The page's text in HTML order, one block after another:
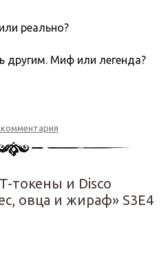
реально?
другим. Миф или легенда?
комментария
токены и Disco
овца и жираф» S3E4